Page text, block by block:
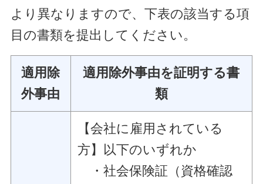
より異なりますので、下表の該当する項
目の書類を提出してください。
適用除
外事由
適用除外事由を証明する書
類
【会社に雇用されている
方】以下のいずれか
・社会保険証（資格確認